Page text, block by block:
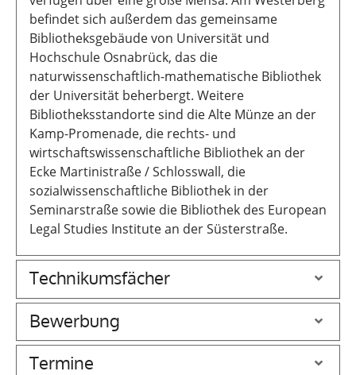
befindet sich außerdem das gemeinsame
Bibliotheksgebäude von Universität und
Hochschule Osnabrück, das die
naturwissenschaftlich-mathematische Bibliothek
der Universität beherbergt. Weitere
Bibliotheksstandorte sind die Alte Münze an der
Kamp-Promenade, die rechts- und
wirtschaftswissenschaftliche Bibliothek an der
Ecke Martinistraße / Schlosswall, die
sozialwissenschaftliche Bibliothek in der
Seminarstraße sowie die Bibliothek des European
Legal Studies Institute an der Süsterstraße.
Technikumsfächer
Bewerbung
Termine